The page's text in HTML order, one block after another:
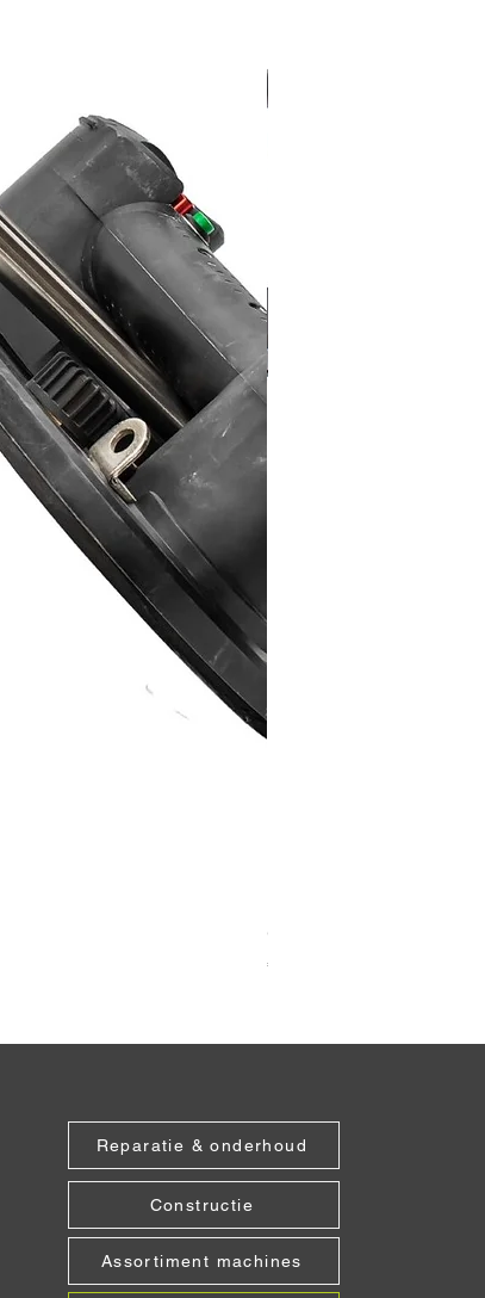
Grabo Seam Setter Recht
Prijs
€ 151,25
Reparatie & onderhoud
Constructie
Assortiment machines